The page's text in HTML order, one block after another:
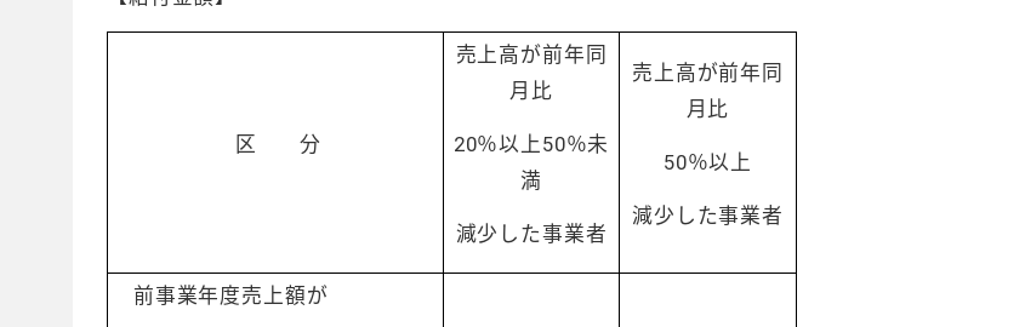
区 分
売上高が前年同
月比
20％以上50％未
満
減少した事業者
売上高が前年同
月比
50％以上
減少した事業者
前事業年度売上額が